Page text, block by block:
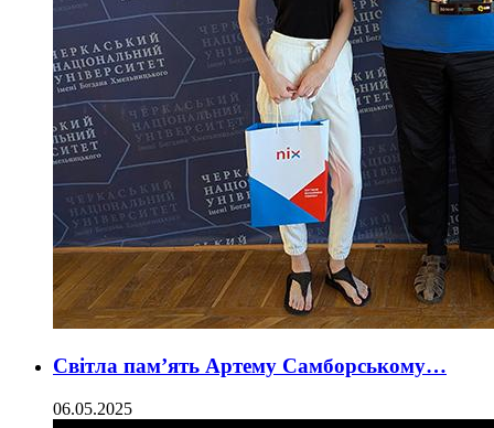
Світла пам’ять Артему Самборському…
06.05.2025